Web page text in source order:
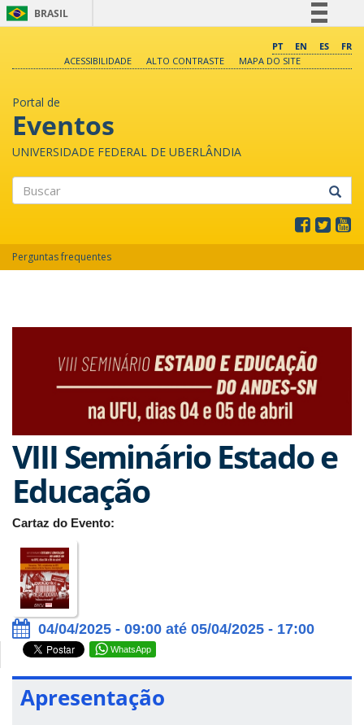
BRASIL
Comunica BR
PT EN ES
FR
ACESSIBILIDADE
ALTO CONTRASTE MAPA DO SITE
Portal de
Eventos
UNIVERSIDADE FEDERAL DE UBERLÂNDIA
Perguntas frequentes
VIII Seminário Estado e
Educação
Cartaz do Evento:
04/04/2025 - 09:00 até 05/04/2025 - 17:00
WhatsApp
Apresentação